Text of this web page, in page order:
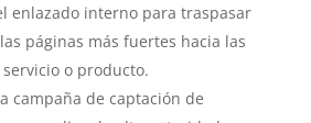
enlazado interno para traspasar
páginas más fuertes hacia las
servicio o producto.
campaña de captación de